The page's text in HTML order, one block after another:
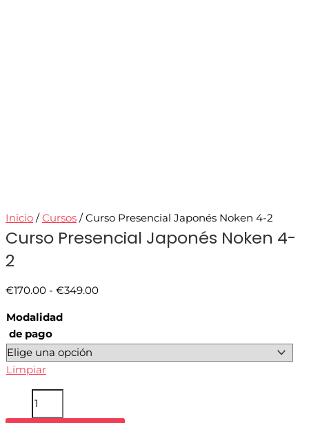
Inicio /Cursos / Curso Presencial Japonés Noken 4-2
Curso Presencial Japonés Noken 4-
2
€170.00 - €349.00
Modalidad
de pago
Limpiar